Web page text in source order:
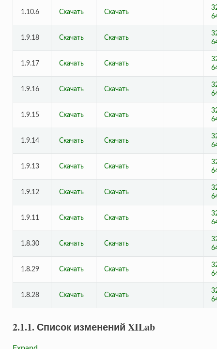
1.10.6 Скачать Скачать
1.9.18 Скачать Скачать
1.9.17 Скачать Скачать
1.9.16 Скачать Скачать
1.9.15 Скачать Скачать
1.9.14 Скачать Скачать
1.9.13 Скачать Скачать
1.9.12 Скачать Скачать
1.9.11 Скачать Скачать
1.8.30 Скачать Скачать
1.8.29 Скачать Скачать
1.8.28 Скачать Скачать
2.1.1. Список изменений XILab